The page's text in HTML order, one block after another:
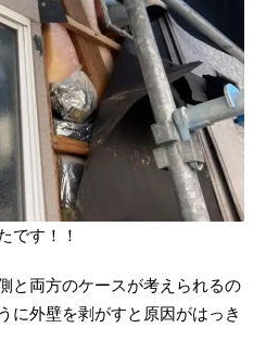
です！！
と両方のケースが考えられるの
に外壁を剥がすと原因がはっき